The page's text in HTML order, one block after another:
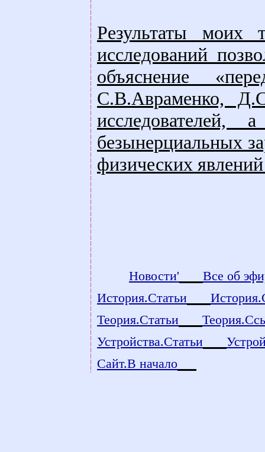
Результаты моих
исследований
объяснение
С.В.Авраменко,
исследователей,
безынерциальных
физических
Новости'
Все об
История.Статьи
Теория.Статьи
Устройства.Статьи
Сайт.В начало